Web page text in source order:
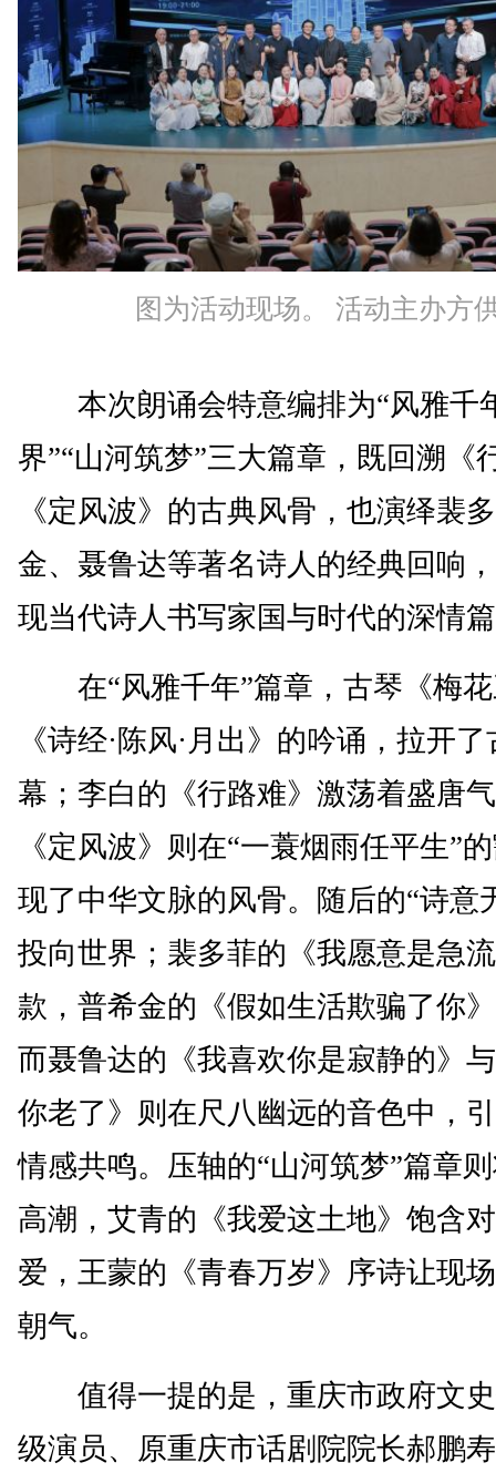
图为活动现场。 活动主办方
本次朗诵会特意编排为“风雅千
界”“山河筑梦”三大篇章，既回溯《
《定风波》的古典风骨，也演绎裴
金、聂鲁达等著名诗人的经典回响
现当代诗人书写家国与时代的深情
在“风雅千年”篇章，古琴《梅花
《诗经·陈风·月出》的吟诵，拉开
幕；李白的《行路难》激荡着盛唐
《定风波》则在“一蓑烟雨任平生”
现了中华文脉的风骨。随后的“诗意
投向世界；裴多菲的《我愿意是急
款，普希金的《假如生活欺骗了你
而聂鲁达的《我喜欢你是寂静的》
你老了》则在尺八幽远的音色中，
情感共鸣。压轴的“山河筑梦”篇章
高潮，艾青的《我爱这土地》饱含
爱，王蒙的《青春万岁》序诗让现
朝气。
值得一提的是，重庆市政府文史
级演员、原重庆市话剧院院长郝鹏